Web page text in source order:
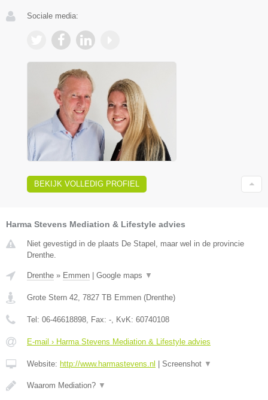
Sociale media:
BEKIJK VOLLEDIG PROFIEL
Harma Stevens Mediation & Lifestyle advies
Niet gevestigd in de plaats De Stapel, maar wel in de provincie
Drenthe.
Drenthe » Emmen Google maps ▼
Grote Stern 42, 7827 TB Emmen (Drenthe)
Tel: 06-46618898, Fax: -, KvK: 60740108
E-mail › Harma Stevens Mediation & Lifestyle advies
Website: http://www.harmastevens.nl Screenshot ▼
Waarom Mediation? ▼